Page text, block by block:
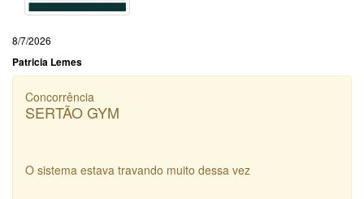
8/7/2026
Patricia Lemes
Concorrência
SERTÃO GYM
O sistema estava travando muito dessa vez